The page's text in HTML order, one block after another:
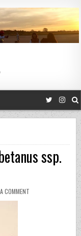
ssp.
COMMENT